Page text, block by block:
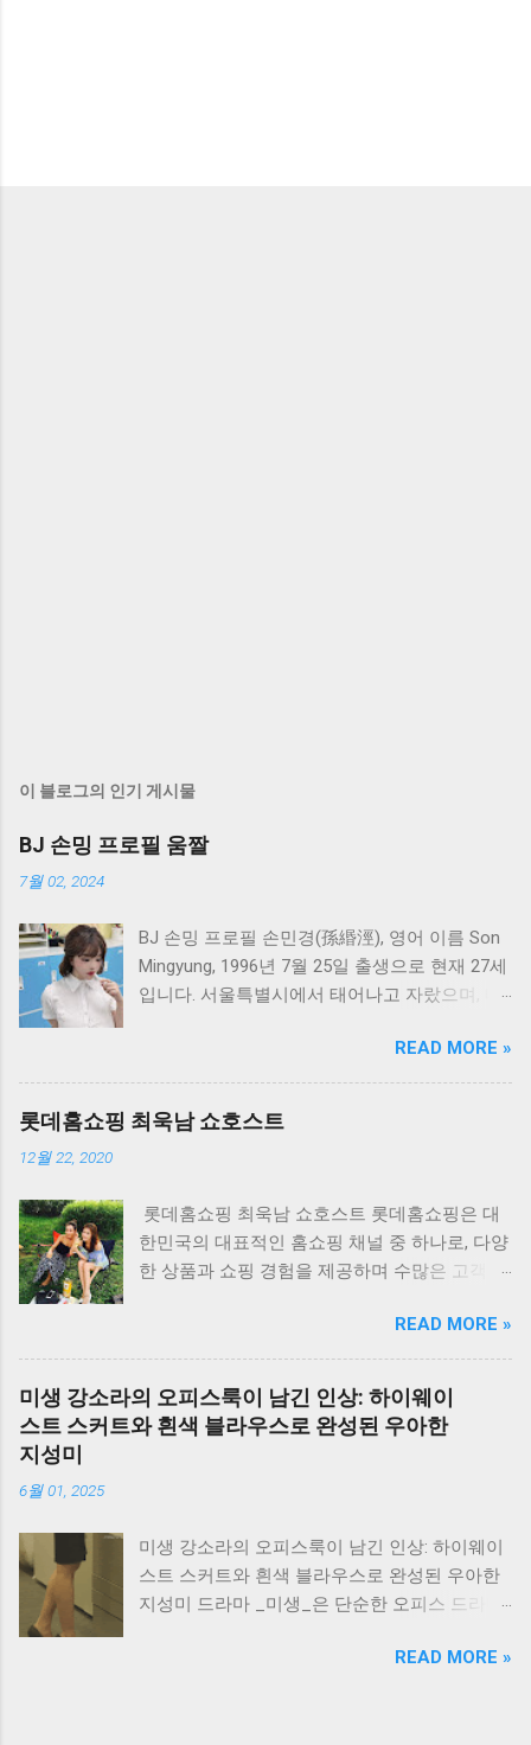
이 블로그의 인기 게시물
BJ 손밍 프로필 움짤
7월 02, 2024
BJ 손밍 프로필 손민경(孫緡涇), 영어 이름 Son
Mingyung, 1996년 7월 25일 출생으로 현재 27세
입니다. 서울특별시에서 태어나고 자랐으며, 대
로는 아버지와 어머니가 있습니다. MBTI 성격
유형은 INTP이며, 종교는 따로 없다고 합니다.
손민경은 인터넷 방송인과 인플루언서로서 활
동하고 있으며, 첫 방송은 2023년 2월 6일에 시
폼에서 댄스와 토크 콘텐츠로 많은 시청자들과
소통하고 있습니다. 그녀의 방송 스타일은 친근
하면서도 다양한 주제로 대화를 이어가는 것이
었고, 최근에는 방송 1주년을 맞이하기도 했습
니다. 손밍의 방송은 댄스와 토크뿐만 아니라 다
양한 컨텐츠를 포함하고 있으며, 유튜브에서도
게스트로 출연하여 활발하게 활동하고 있습니
은 주목을 받았는데, 그 이유 중 하나는 그녀의
외모와 매력적인 몸매 때문입니다. 본인 피셜로
는 가슴 사이즈가 70G컵이라고 밝혔으며, 흉곽
다. 이러한 외모는 많은 관심과 동시에 논란을
READ MORE »
롯데홈쇼핑 최욱남 쇼호스트
12월 22, 2020
롯데홈쇼핑 최욱남 쇼호스트 롯데홈쇼핑은 대
한민국의 대표적인 홈쇼핑 채널 중 하나로, 다양
한 상품과 쇼핑 경험을 제공하며 수많은 고객들
년간 눈에 띄게 활약하는 쇼호스트 중 한 명이
있습니다. 그 이름은 최욱남 쇼호스트입니다. 최
욱남 쇼호스트는 2016년에 롯데홈쇼핑의 쇼호
스트로 데뷔하여, 그 동안 뛰어난 미모와 몸매로
다양한 브랜드의 간판 쇼호스트로 자리매김하
랑합니다. 그녀의 얼굴은 마치 인형처럼 아름답
고 동시에 세련되어 보입니다. 또한, 그녀의 몸
매 또한 화제가 되고 있으며, 그 여운이 방송을
있습니다. 최욱남 쇼호스트의 활약 최욱남 쇼호
READ MORE »
미생 강소라의 오피스룩이 남긴 인상: 하이웨이
스트 스커트와 흰색 블라우스로 완성된 우아한
지성미
6월 01, 2025
미생 강소라의 오피스룩이 남긴 인상: 하이웨이
스트 스커트와 흰색 블라우스로 완성된 우아한
지성미 드라마 _미생_은 단순한 오피스 드라마
게 그려낸 명작으로 평가받는다. 이 작품에서 안
READ MORE »